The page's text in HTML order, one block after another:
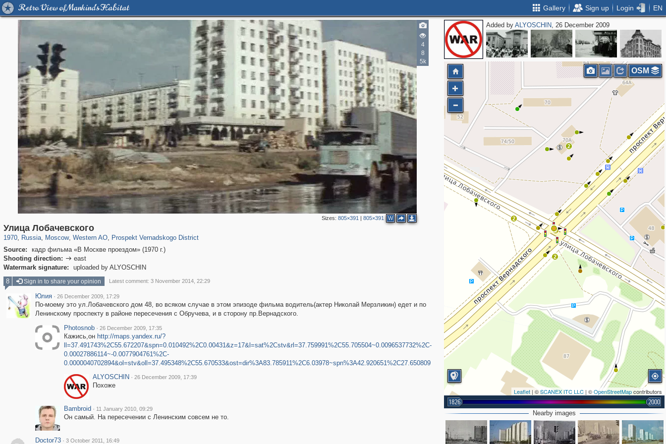
Retro View of Mankind's Habitat Gallery Sign up Login EN
4
8
5k
Sizes:805×391 |805×391 W
Улица Лобачевского
1970, Russia
1,406,685 29,243
, Moscow
319,864 8,286
, Western AO
27,129 310
, Prospekt Vernadskogo District
Source:
кадр фильма «В Москве проездом» (1970 г.)
Shooting direction:  east
Watermark signature:
uploaded by ALYOSCHIN
Added byALYOSCHIN, 26 December 2009
2
2
2
2
2
Leaflet | ©SCANEX ITC LLC | ©OpenStreetMapcontributors
1826 2000
OSM
Nearby images
8 Sign in to share your opinion Latest comment: 3 November 2014, 22:29
Юлия · 26 December 2009, 17:29
По-моему это ул.Лобачевского дом 48, во всяком случае в этом эпизоде фильма водитель(актер Николай Мерзликин) едет и по
Ленинскому проспекту в районе пересечения с Обручева, и в сторону пр.Вернадского.
Photosnob · 26 December 2009, 17:35
Кажись,он http://maps.yandex.ru/?
ll=37.491743%2C55.672207&spn=0.010492%2C0.00431&z=17&l=sat%2Cstv&rl=37.759991%2C55.705504~0.0096537732%2C-
0.00027886114~-0.0077904761%2C-
0.0000040702894&ol=stv&oll=37.495348%2C55.670533&ost=dir%3A83.785911%2C6.03978~spn%3A42.920651%2C27.650809
ALYOSCHIN · 26 December 2009, 17:39
Похоже
Bambroid · 11 January 2010, 09:29
Он самый. На пересечении с Ленинским совсем не то.
Doctor73 · 3 October 2011, 16:49